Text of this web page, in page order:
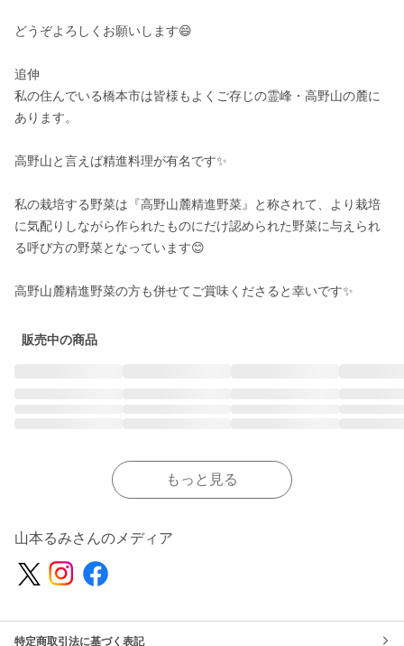
どうぞよろしくお願いします😄
追伸
私の住んでいる橋本市は皆様もよくご存じの霊峰・高野山の麓に
あります。
高野山と言えば精進料理が有名です✨
私の栽培する野菜は『高野山麓精進野菜』と称されて、より栽培
に気配りしながら作られたものにだけ認められた野菜に与えられ
る呼び方の野菜となっています😊
高野山麓精進野菜の方も併せてご賞味くださると幸いです✨
販売中の商品
もっと見る
山本るみさんのメディア
特定商取引法に基づく表記